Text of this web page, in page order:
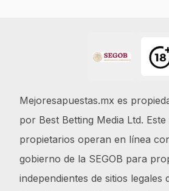
Mejoresapuestas.mx es
por Best Betting Media Ltd. Este
propietarios operan en línea
gobierno de la SEGOB para
independientes de sitios legales